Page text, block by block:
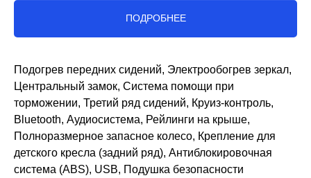
ПОДРОБНЕЕ
Подогрев передних сидений, Электрообогрев зеркал,
Центральный замок, Система помощи при
торможении, Третий ряд сидений, Круиз-контроль,
Bluetooth, Аудиосистема, Рейлинги на крыше,
Полноразмерное запасное колесо, Крепление для
детского кресла (задний ряд), Антиблокировочная
система (ABS), USB, Подушка безопасности